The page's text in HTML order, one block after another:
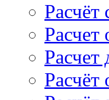
Расчёт
Расчет
Расчет
Расчёт